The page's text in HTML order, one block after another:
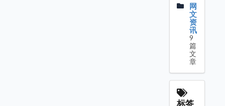
网
文
资
讯
9
篇
文
章
标签